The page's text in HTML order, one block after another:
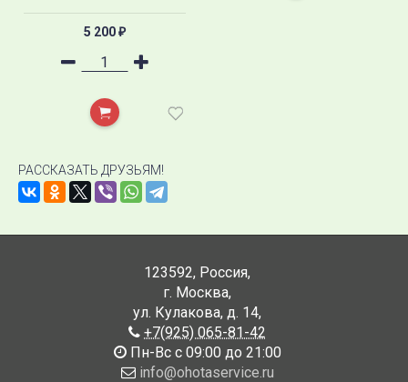
5 200 ₽
РАССКАЗАТЬ ДРУЗЬЯМ!
123592, Россия,
г. Москва,
ул. Кулакова, д. 14,
+7(925) 065-81-42
Пн-Вс с 09:00 до 21:00
info@ohotaservice.ru